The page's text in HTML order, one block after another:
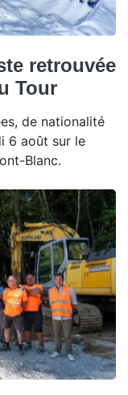
retrouvée
Tour
de nationalité
6 août sur le
Blanc.